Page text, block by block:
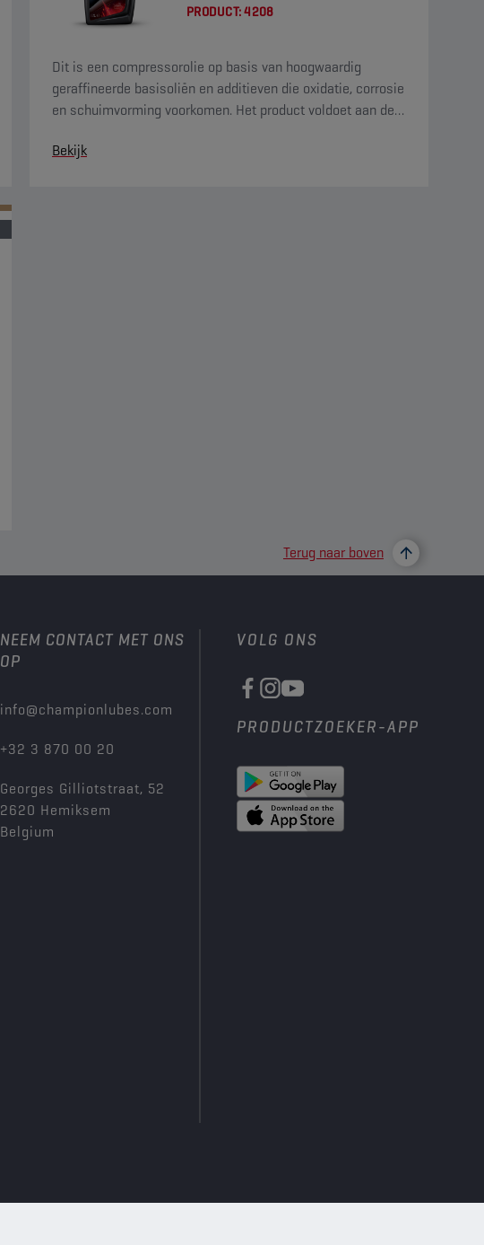
PRODUCT:4208
Dit is een compressorolie op basis van hoogwaardig
geraffineerde basisoliën en additieven die oxidatie, corrosie
en schuimvorming voorkomen. Het product voldoet aan de
Bekijk
Terug naar boven
NEEM CONTACT MET ONS
OP
info@championlubes.com
+32 3 870 00 20
Georges Gilliotstraat, 52
2620 Hemiksem
Belgium
VOLG ONS
PRODUCTZOEKER-APP